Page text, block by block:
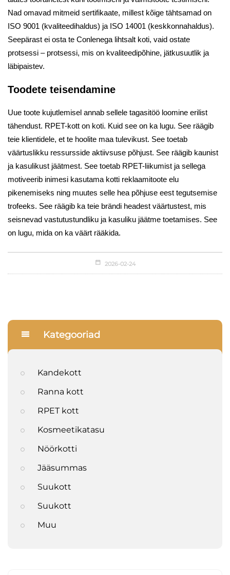
Kategooriad
Kandekott
Ranna kott
RPET kott
Kosmeetikatasu
Nöörkotti
Jääsummas
Suukott
Suukott
Muu
Nad omavad mitmeid sertifikaate, millest kõige tähtsamad on
ISO 9001 (kvaliteedihaldus) ja ISO 14001 (keskkonnahaldus).
Seepärast ei osta te Conlenega lihtsalt koti, vaid ostate
protsessi – protsessi, mis on kvaliteedipõhine, jätkusuutlik ja
läbipaistev.
Toodete teisendamine
Uue toote kujutlemisel annab sellele tagasitöö loomine erilist
tähendust. RPET-kott on koti. Kuid see on ka lugu. See räägib
teie klientidele, et te hoolite maa tulevikust. See toetab
väärtuslikku ressursside aktiivsuse põhjust. See räägib kaunist
ja kasulikust jäätmest. See toetab RPET-liikumist ja sellega
motiveerib inimesi kasutama kotti reklaamitoote elu
pikenemiseks ning muutes selle hea põhjuse eest tegutsemise
trofeeks. See räägib ka teie brändi headest väärtustest, mis
seisnevad vastutustundliku ja kasuliku jäätme toetamises. See
on lugu, mida on ka väärt rääkida.
2026-02-24